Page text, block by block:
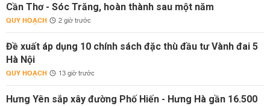
Cần Thơ - Sóc Trăng, hoàn thành sau một năm
QUY HOẠCH 2 giờ trước
Đề xuất áp dụng 10 chính sách đặc thù đầu tư Vành đai 5
Hà Nội
QUY HOẠCH 13 giờ trước
Hưng Yên sắp xây đường Phố Hiến - Hưng Hà gần 16.500